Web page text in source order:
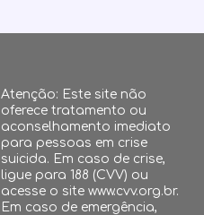
Atenção: Este site não
oferece tratamento ou
aconselhamento imediato
para pessoas em crise
suicida. Em caso de crise,
ligue para 188 (CVV) ou
acesse o site www.cvv.org.br.
Em caso de emergência,